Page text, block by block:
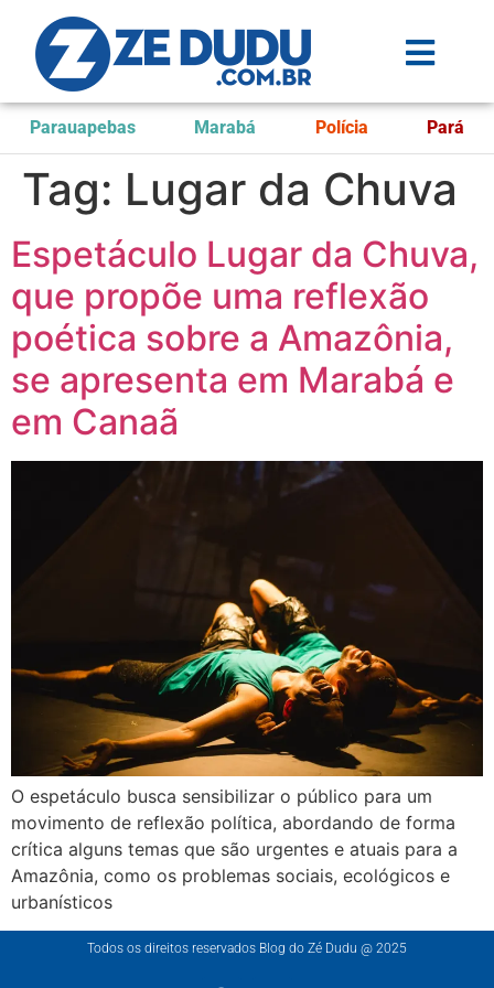
Parauapebas Marabá Polícia Pará
Tag: Lugar da Chuva
Espetáculo Lugar da Chuva,
que propõe uma reflexão
poética sobre a Amazônia,
se apresenta em Marabá e
em Canaã
O espetáculo busca sensibilizar o público para um
movimento de reflexão política, abordando de forma
crítica alguns temas que são urgentes e atuais para a
Amazônia, como os problemas sociais, ecológicos e
urbanísticos
Todos os direitos reservados Blog do Zé Dudu @ 2025